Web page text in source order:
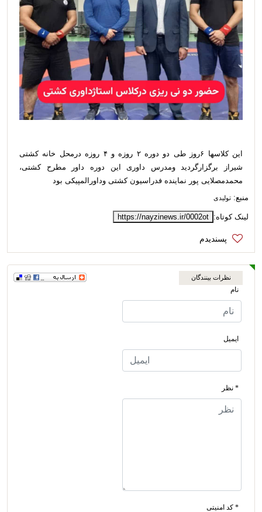
این کلاسها ۶روز طی دو دوره ۲ روزه و ۴ روزه درمحل خانه کشتی
شیراز برگزارگردید ومدرس داوری این دوره داور مطرح کشتی،
محمدمصلایی پور نماینده فدراسیون کشتی وداورالمپیکی بود
منبع: تولیدی
لینک کوتاه: https://nayzinews.ir/0002ot
نظرات بینندگان
نام
ایمیل
* نظر
* کد امنیتی